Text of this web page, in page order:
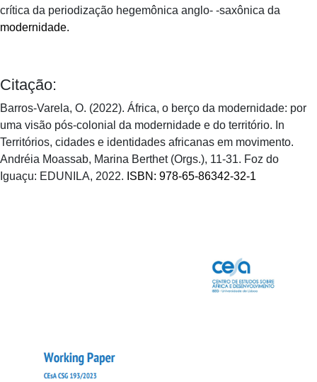
crítica da periodização hegemônica anglo- -saxônica da
modernidade.
Citação:
Barros-Varela, O. (2022). África, o berço da modernidade: por
uma visão pós-colonial da modernidade e do território. In
Territórios, cidades e identidades africanas em movimento.
Andréia Moassab, Marina Berthet (Orgs.), 11-31. Foz do
Iguaçu: EDUNILA, 2022. ISBN: 978-65-86342-32-1